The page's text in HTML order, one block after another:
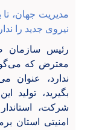
مدیریت جهان،
نیروی جدید را
رئیس سازمان
معترض که
ندارد، عنوان
بگیرید، تولید
شرکت،
امنیتی استان